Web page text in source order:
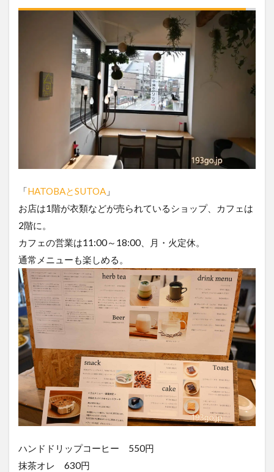
「HATOBAとSUTOA 」
お店は1階が衣類などが売られているショップ、カフェは
2階に。
カフェの営業は11:00～18:00、月・火定休。
通常メニューも楽しめる。
ハンドドリップコーヒー 550円
抹茶オレ 630円